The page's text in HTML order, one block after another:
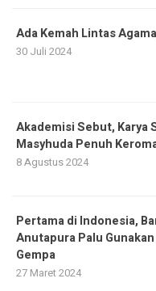
Ada Kemah Lintas
30 Juli 2024
Akademisi Sebut, Karya
Masyhuda Penuh
8 Agustus 2024
Pertama di Indonesia,
Anutapura Palu
Gempa
27 Maret 2024